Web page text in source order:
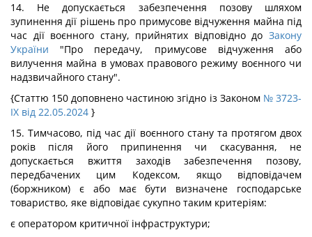
14. Не допускається забезпечення позову шляхом
зупинення дії рішень про примусове відчуження майна під
час дії воєнного стану, прийнятих відповідно до Закону
України "Про передачу, примусове відчуження або
вилучення майна в умовах правового режиму воєнного чи
надзвичайного стану".
{Статтю 150 доповнено частиною згідно із Законом № 3723-
IX від 22.05.2024 }
15. Тимчасово, під час дії воєнного стану та протягом двох
років після його припинення чи скасування, не
допускається вжиття заходів забезпечення позову,
передбачених цим Кодексом, якщо відповідачем
(боржником) є або має бути визначене господарське
товариство, яке відповідає сукупно таким критеріям:
є оператором критичної інфраструктури;